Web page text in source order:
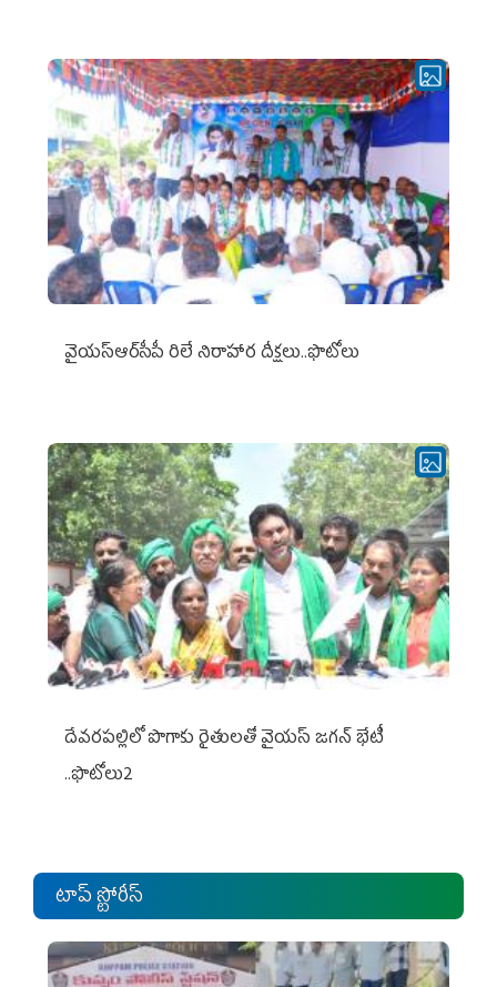
వైయ‌స్ఆర్‌సీపీ రిలే నిరాహార దీక్షలు..ఫొటోలు
దేవరపల్లిలో పొగాకు రైతులతో వైయస్ జగన్ భేటీ
..ఫొటోలు2
టాప్ స్టోరీస్